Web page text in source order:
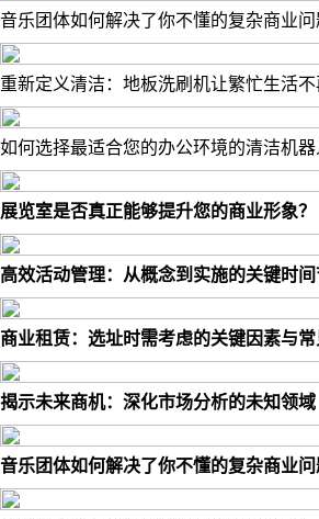
音乐团体如何解决了你不懂的复杂商业问
重新定义清洁：地板洗刷机让繁忙生活不
如何选择最适合您的办公环境的清洁机器
展览室是否真正能够提升您的商业形象？
高效活动管理：从概念到实施的关键时
商业租赁：选址时需考虑的关键因素与
揭示未来商机：深化市场分析的未知领域
音乐团体如何解决了你不懂的复杂商业问